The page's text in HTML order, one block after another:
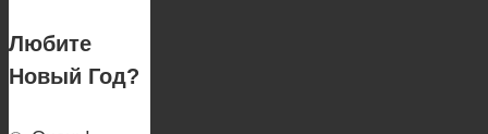
Любите
Новый Год?